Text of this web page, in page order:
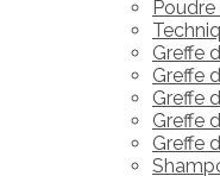
Greffe
Greffe
Greffe
Greffe
Greffe